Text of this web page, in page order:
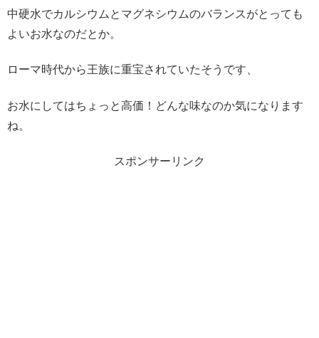
中硬水でカルシウムとマグネシウムのバランスがとっても
よいお水なのだとか。
ローマ時代から王族に重宝されていたそうです、
お水にしてはちょっと高価！どんな味なのか気になります
ね。
スポンサーリンク